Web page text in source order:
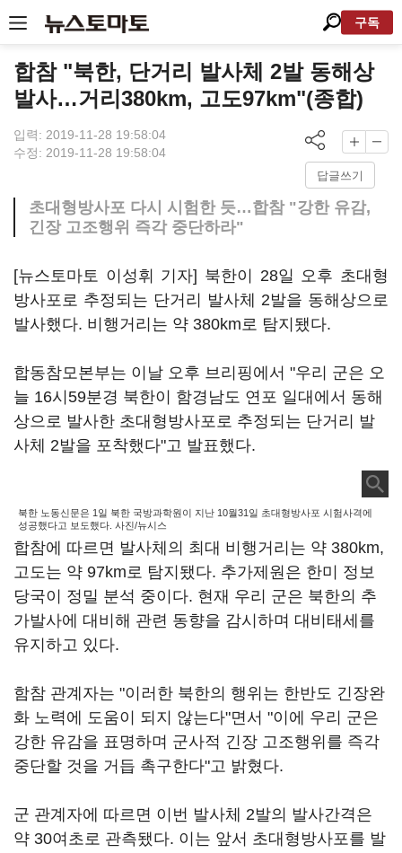
구독
합참 "북한, 단거리 발사체 2발 동해상
발사…거리380km, 고도97km"(종합)
입력: 2019-11-28 19:58:04
수정: 2019-11-28 19:58:04
답글쓰기
초대형방사포 다시 시험한 듯…합참 "강한 유감,
긴장 고조행위 즉각 중단하라"
[뉴스토마토 이성휘 기자] 북한이 28일 오후 초대형
방사포로 추정되는 단거리 발사체 2발을 동해상으로
발사했다. 비행거리는 약 380km로 탐지됐다.
합동참모본부는 이날 오후 브리핑에서 "우리 군은 오
늘 16시59분경 북한이 함경남도 연포 일대에서 동해
상으로 발사한 초대형방사포로 추정되는 단거리 발
사체 2발을 포착했다"고 발표했다.
북한 노동신문은 1일 북한 국방과학원이 지난 10월31일 초대형방사포 시험사격에
성공했다고 보도했다. 사진/뉴시스
합참에 따르면 발사체의 최대 비행거리는 약 380km,
고도는 약 97km로 탐지됐다. 추가제원은 한미 정보
당국이 정밀 분석 중이다. 현재 우리 군은 북한의 추
가발사에 대비해 관련 동향을 감시하며 대비태세를
유지하고 있다.
함참 관계자는 "이러한 북한의 행위는 한반도 긴장완
화 노력에 도움이 되지 않는다"면서 "이에 우리 군은
강한 유감을 표명하며 군사적 긴장 고조행위를 즉각
중단할 것을 거듭 촉구한다"고 밝혔다.
군 관계자에 따르면 이번 발사체 2발의 발사간격은
약 30여초로 관측됐다. 이는 앞서 초대형방사포를 발